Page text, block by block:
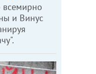
всемирно
и Винус